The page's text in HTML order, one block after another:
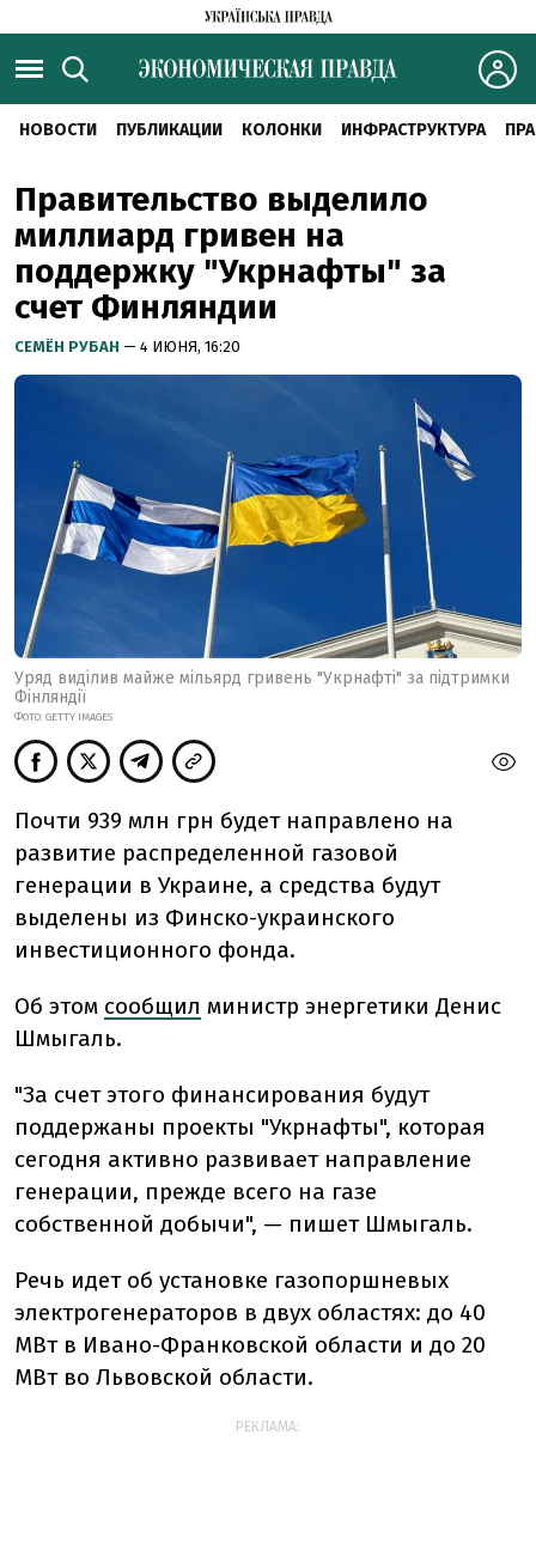
НОВОСТИ ПУБЛИКАЦИИ КОЛОНКИ ИНФРАСТРУКТУРА
Правительство выделило
миллиард гривен на
поддержку "Укрнафты" за
счет Финляндии
СЕМЁН РУБАН — 4 ИЮНЯ, 16:20
Уряд виділив майже мільярд гривень "Укрнафті" за підтримки
Фінляндії
ФОТО: GETTY IMAGES
Почти 939 млн грн будет направлено на
развитие распределенной газовой
генерации в Украине, а средства будут
выделены из Финско-украинского
инвестиционного фонда.
Об этом сообщил министр энергетики Денис
Шмыгаль.
"За счет этого финансирования будут
поддержаны проекты "Укрнафты", которая
сегодня активно развивает направление
генерации, прежде всего на газе
собственной добычи", — пишет Шмыгаль.
Речь идет об установке газопоршневых
электрогенераторов в двух областях: до 40
МВт в Ивано-Франковской области и до 20
МВт во Львовской области.
РЕКЛАМА: